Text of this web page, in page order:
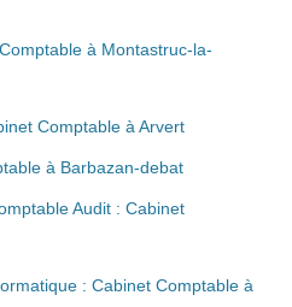
à Montastruc-la-
Comptable à Arvert
à Barbazan-debat
Audit : Cabinet
: Cabinet Comptable à